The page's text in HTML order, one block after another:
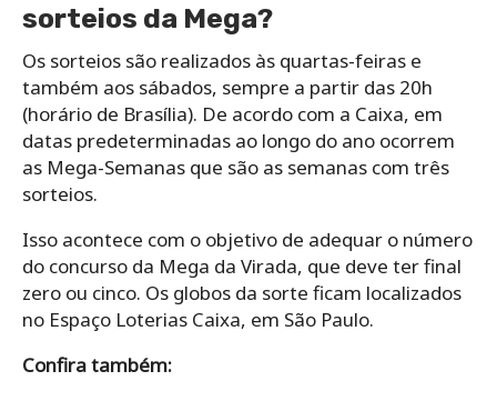
sorteios da Mega?
Os sorteios são realizados às quartas-feiras e
também aos sábados, sempre a partir das 20h
(horário de Brasília). De acordo com a Caixa, em
datas predeterminadas ao longo do ano ocorrem
as Mega-Semanas que são as semanas com três
sorteios.
Isso acontece com o objetivo de adequar o número
do concurso da Mega da Virada, que deve ter final
zero ou cinco. Os globos da sorte ficam localizados
no Espaço Loterias Caixa, em São Paulo.
Confira também: